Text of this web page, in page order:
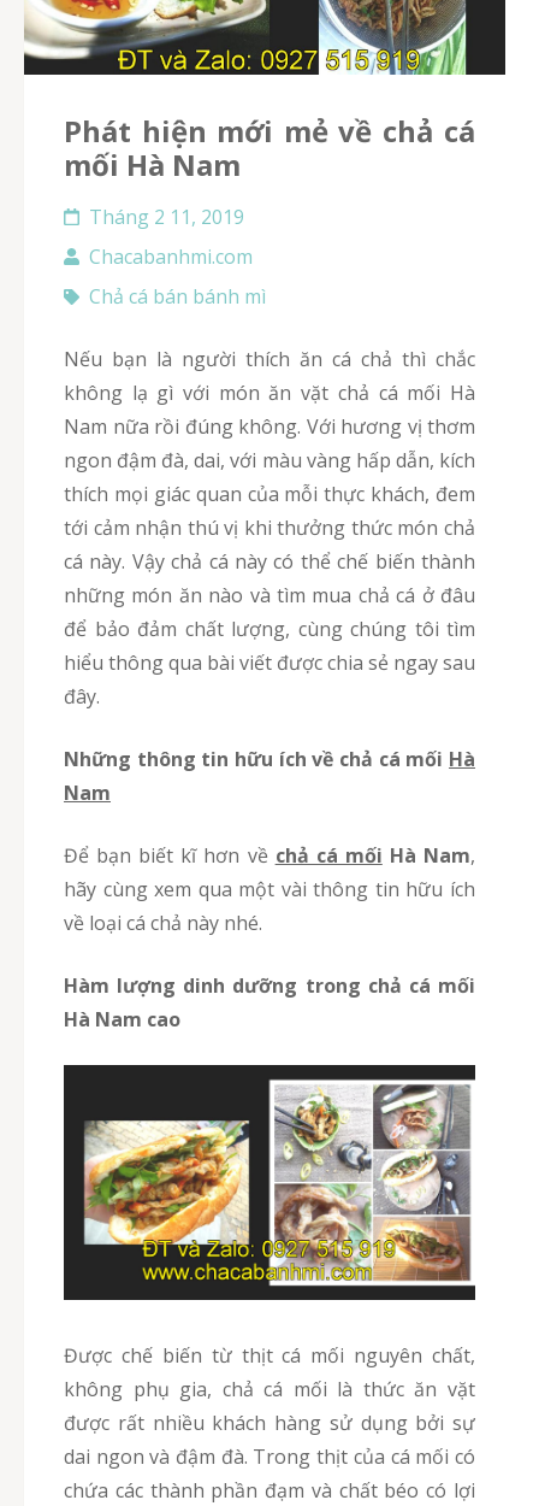
Phát hiện mới mẻ về chả cá
mối Hà Nam
Tháng 2 11, 2019
Chacabanhmi.com
Chả cá bán bánh mì
Nếu bạn là người thích ăn cá chả thì chắc
không lạ gì với món ăn vặt chả cá mối Hà
Nam nữa rồi đúng không. Với hương vị thơm
ngon đậm đà, dai, với màu vàng hấp dẫn, kích
thích mọi giác quan của mỗi thực khách, đem
tới cảm nhận thú vị khi thưởng thức món chả
cá này. Vậy chả cá này có thể chế biến thành
những món ăn nào và tìm mua chả cá ở đâu
để bảo đảm chất lượng, cùng chúng tôi tìm
hiểu thông qua bài viết được chia sẻ ngay sau
đây.
Những thông tin hữu ích về chả cá mối Hà
Nam
Để bạn biết kĩ hơn về chả cá mối Hà Nam,
hãy cùng xem qua một vài thông tin hữu ích
về loại cá chả này nhé.
Hàm lượng dinh dưỡng trong chả cá mối
Hà Nam cao
Được chế biến từ thịt cá mối nguyên chất,
không phụ gia, chả cá mối là thức ăn vặt
được rất nhiều khách hàng sử dụng bởi sự
dai ngon và đậm đà. Trong thịt của cá mối có
chứa các thành phần đạm và chất béo có lợi